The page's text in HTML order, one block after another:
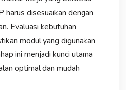
harus disesuaikan dengan
Evaluasi kebutuhan
modul yang digunakan
ini menjadi kunci utama
optimal dan mudah